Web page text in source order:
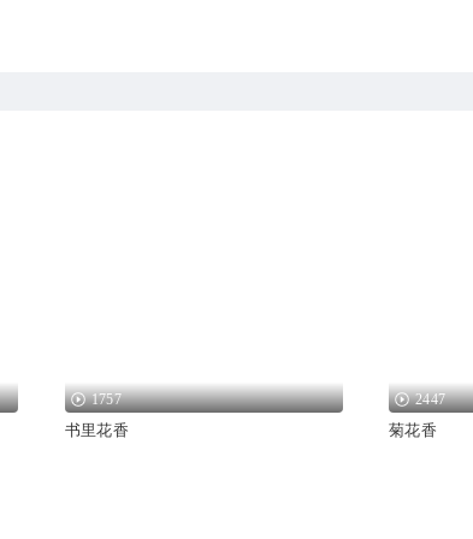
1757
书里花香
2447
菊花香